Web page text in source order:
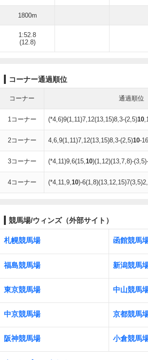
1800m
1:52.8
(12.8)
コーナー通過順位
コーナー 通過順位
1コーナー (*4,6)9(1,11)7,12(13,15)8,3-(2,5)10
2コーナー 4,6,9(1,11)7,12(13,15)8,3-(2,5)10-
3コーナー (*4,11)9,6(15,10)(1,12)(13,7,8)-
4コーナー (*4,11,9,10)-
競馬場/ウィンズ（外部サイト）
札幌競馬場 函館競馬
福島競馬場 新潟競馬
東京競馬場 中山競馬
中京競馬場 京都競馬
阪神競馬場 小倉競馬